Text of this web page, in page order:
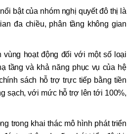
bật của nhóm nghị quyết đô thị là
đa chiều, phân tầng không gian
hoạt động đối với một số loại
tầng và khả năng phục vụ của hệ
sách hỗ trợ trực tiếp bằng tiền
sạch, với mức hỗ trợ lên tới 100%,
trong khai thác mô hình phát triển